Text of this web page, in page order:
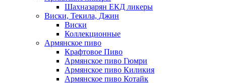
Шахназарян ЕКД ликеры
Виски, Текила, Джин
Виски
Коллекционные
Армянское пиво
Крафтовое Пиво
Армянское пиво Гюмри
Армянское пиво Киликия
Армянское пиво Котайк